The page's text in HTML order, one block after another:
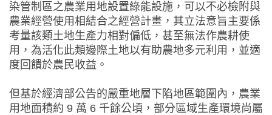
染管制區之農業用地設置綠能設施，可以不必檢附與
農業經營使用相結合之經營計畫，其立法意旨主要係
考量該類土地生產力相對偏低，甚至無法作農耕使
用，為活化此類邊際土地以有助農地多元利用，並適
度回饋於農民收益。
但基於經濟部公告的嚴重地層下陷地區範圍內，農業
用地面積約 9 萬 6 千餘公頃，部分區域生產環境尚屬